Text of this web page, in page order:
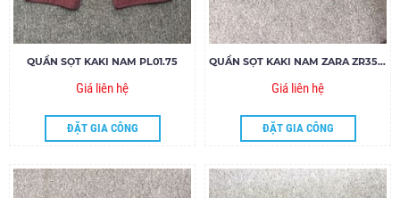
QUẦN SỌT KAKI NAM PL01.75
Giá liên hệ
ĐẶT GIA CÔNG
QUẦN SỌT KAKI NAM ZARA ZR35.85
Giá liên hệ
ĐẶT GIA CÔNG